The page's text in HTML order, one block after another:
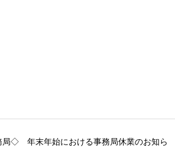
◇ 年末年始における事務局休業のお知ら